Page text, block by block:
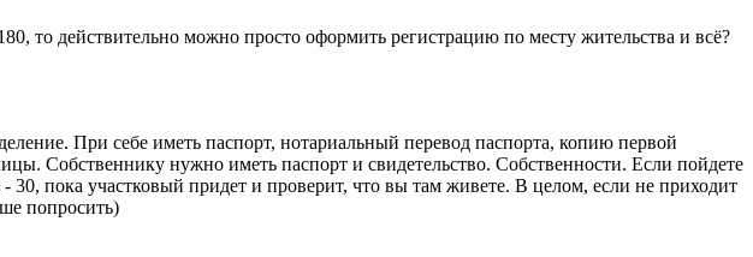
то действительно можно просто оформить регистрацию по месту жительства и всё?
При себе иметь паспорт, нотариальный перевод паспорта, копию первой
Собственнику нужно иметь паспорт и свидетельство. Собственности. Если пойдете
30, пока участковый придет и проверит, что вы там живете. В целом, если не приходит
попросить)